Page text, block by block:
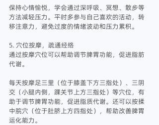
保持心情愉悦，学会通过深呼吸、冥想、散步等
方法减轻压力。平时多参与自己喜欢的活动，转
移注意力，避免过度的情绪波动和压力累积。
5. 穴位按摩，疏通经络
通过按摩穴位可以帮助调节脾胃功能，促进脂肪
代谢。
每天按摩足三里（位于膝盖下方三指处）、三阴
交（小腿内侧，踝关节上方三指处）等穴位，有
助于调节脾胃功能，促进脂质代谢。还可以按揉
中脘穴（位于肚脐上方四指处），帮助改善脾胃
运化能力。